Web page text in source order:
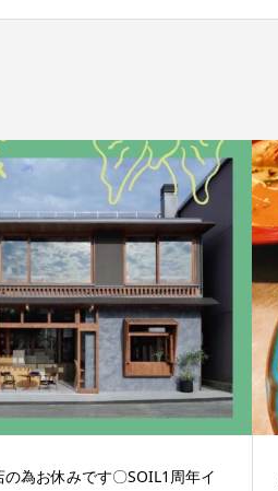
為お休みです〇SOIL1周年イ